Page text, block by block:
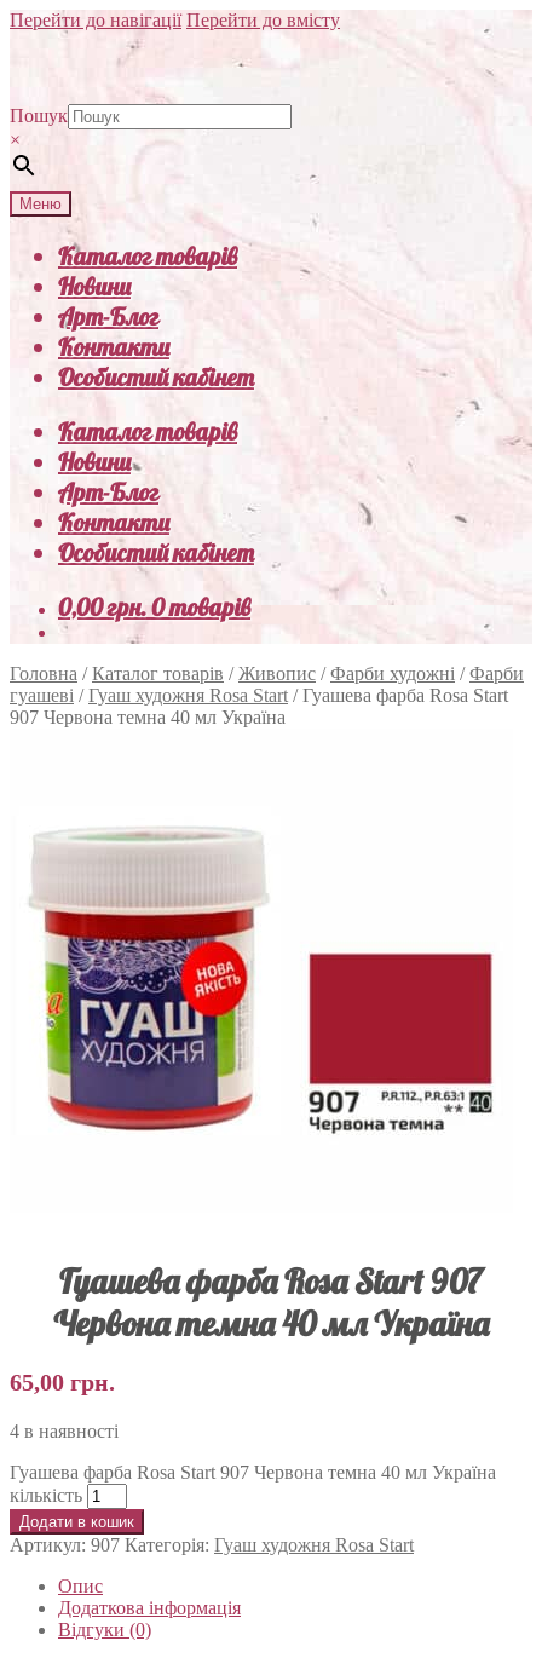
Перейти до навігації Перейти до вмісту
Пошук
×
Меню
Каталог товарів
Новини
Арт-Блог
Контакти
Особистий кабінет
Каталог товарів
Новини
Арт-Блог
Контакти
Особистий кабінет
0,00грн.0 товарів
Головна /Каталог товарів /Живопис /Фарби художні /Фарби
гуашеві /Гуаш художня Rosa Start /Гуашева фарба Rosa Start
907 Червона темна 40 мл Україна
Гуашева фарба Rosa Start 907
Червона темна 40 мл Україна
65,00 грн.
4 в наявності
Гуашева фарба Rosa Start 907 Червона темна 40 мл Україна
кількість
Додати в кошик
Артикул: 907 Категорія: Гуаш художня Rosa Start
Опис
Додаткова інформація
Відгуки (0)